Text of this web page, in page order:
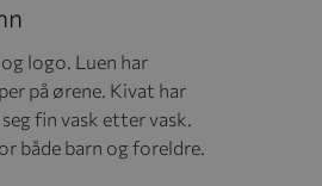
logo. Luen har
på ørene. Kivat har
fin vask etter vask.
både barn og foreldre.